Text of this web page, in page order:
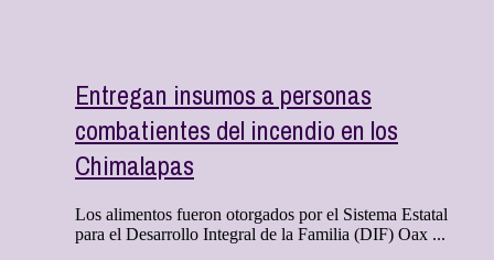
Entregan insumos a personas
combatientes del incendio en los
Chimalapas
Los alimentos fueron otorgados por el Sistema Estatal
para el Desarrollo Integral de la Familia (DIF) Oax ...